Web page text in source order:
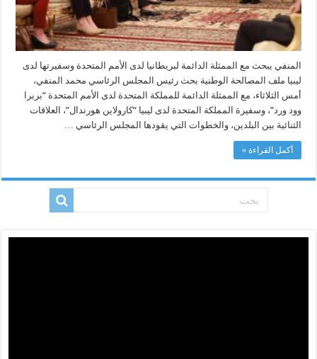
المنفي يبحث مع الممثلة الدائمة لبريطانيا لدى الأمم المتحدة وسفيرتها لدى
ليبيا ملف المصالحة الوطنية بحث رئيس المجلس الرئاسي محمد المنفي،
أمس الثلاثاء، مع الممثلة الدائمة للمملكة المتحدة لدى الأمم المتحدة “بربرا
وود ورد”، وسفيرة المملكة المتحدة لدى ليبيا “كارولاين هورندال”، العلاقات
الثنائية بين البلدين، والخطوات التي يقودها المجلس الرئاسي …
أكمل القراءة »